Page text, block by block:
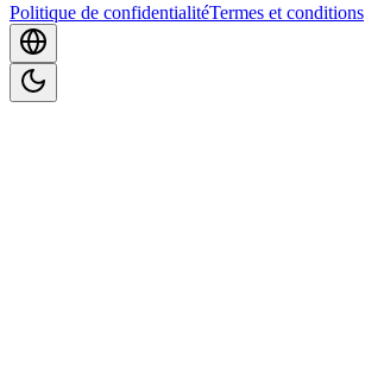
Politique de confidentialitéTermes et conditions